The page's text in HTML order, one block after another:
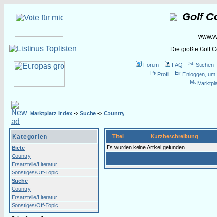
Golf
Die größte Golf
Forum FAQ
Suchen
Profil
Einloggen,
Marktplatz Index -> Suche -> Country
Kategorien
Biete
Country
Ersatzteile/Literatur
Sonstiges/Off-Topic
Suche
Country
Ersatzteile/Literatur
Sonstiges/Off-Topic
Titel
Kurzbeschreibung
Es wurden keine Artikel gefunden